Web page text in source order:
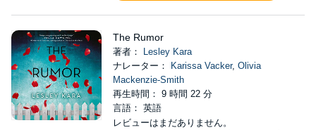
The Rumor
著者：
Lesley Kara
ナレーター：
Karissa Vacker, Olivia
Mackenzie-Smith
再生時間： 9 時間 22 分
言語： 英語
レビューはまだありません。